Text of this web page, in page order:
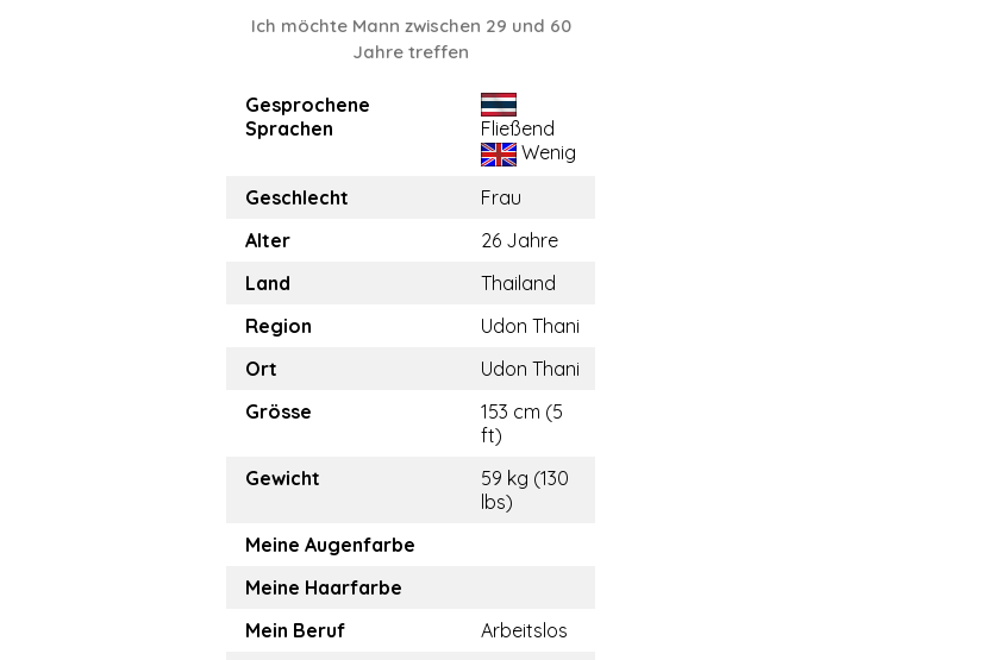
Ich möchte Mann zwischen 29 und 60
Jahre treffen
Gesprochene
Sprachen
Fließend
Wenig
Geschlecht
Frau
Alter
26 Jahre
Land
Thailand
Region
Udon Thani
Ort
Udon Thani
Grösse
153 cm (5
ft)
Gewicht
59 kg (130
lbs)
Meine Augenfarbe
Meine Haarfarbe
Mein Beruf
Arbeitslos